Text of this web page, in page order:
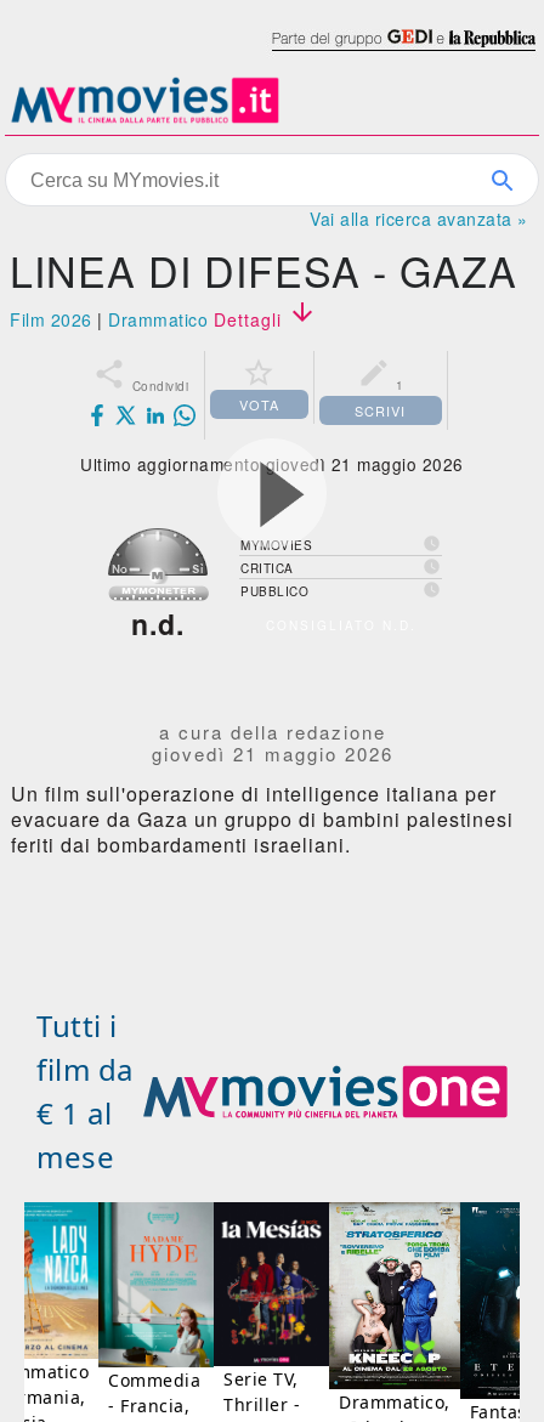
Vai alla ricerca avanzata »
LINEA DI DIFESA - GAZA
Film 2026 | Drammatico Dettagli 
 Condividi 
VOTA
 1
SCRIVI
Ultimo aggiornamento giovedì 21 maggio 2026
n.d.
MYMOVIES 
CRITICA 
PUBBLICO 
a cura della redazione
giovedì 21 maggio 2026
Un film sull'operazione di intelligence italiana per
evacuare da Gaza un gruppo di bambini palestinesi
feriti dai bombardamenti israeliani.
Tutti i
film da
€ 1 al
mese
Commedia
- Francia,
Serie TV,
Thriller -
Drammatico,